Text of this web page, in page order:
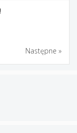
Następne »